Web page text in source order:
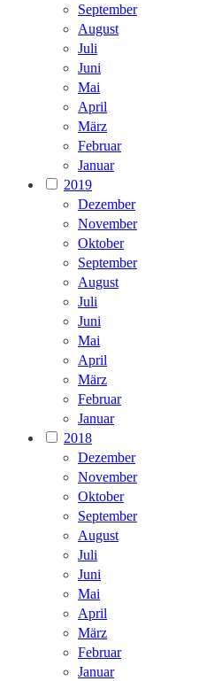
September
August
Juli
Juni
Mai
April
März
Februar
Januar
2019
Dezember
November
Oktober
September
August
Juli
Juni
Mai
April
März
Februar
Januar
2018
Dezember
November
Oktober
September
August
Juli
Juni
Mai
April
März
Februar
Januar